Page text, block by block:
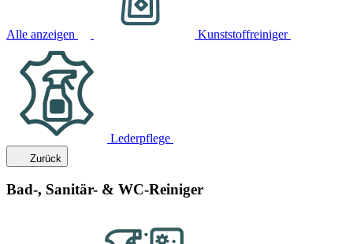
Alle anzeigen Kunststoffreiniger
Lederpflege
Zurück
Bad-, Sanitär- & WC-Reiniger